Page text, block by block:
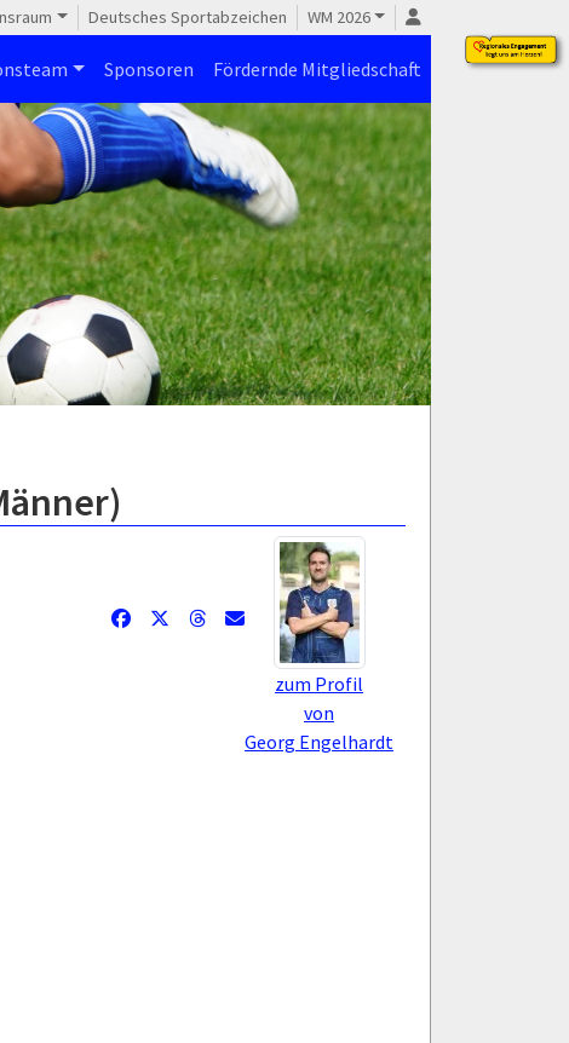
Deutsches Sportabzeichen WM 2026
Sponsoren Fördernde Mitgliedschaft
zum Profil
von
Georg Engelhardt